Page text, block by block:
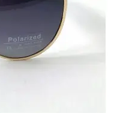
Ray Ban
Ray Ban